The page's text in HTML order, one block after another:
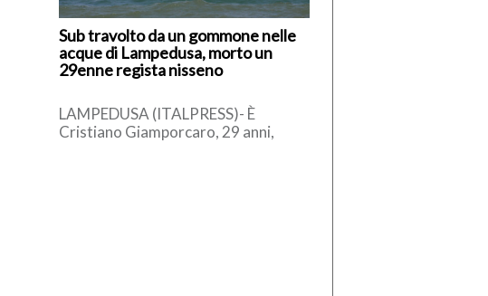
Sub travolto da un gommone nelle
acque di Lampedusa, morto un
29enne regista nisseno
LAMPEDUSA (ITALPRESS)- È
Cristiano Giamporcaro, 29 anni,